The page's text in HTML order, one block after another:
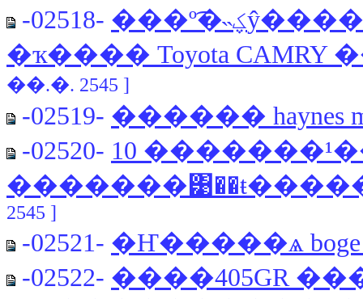
-02518- ���º͡�˵ؼŷ�������͡ Peugeot 406 EA 9 V2
�ҡ���� Toyota CAMRY
��.�. 2545 ]
-02519- ������ haynes
-02520- 10
2545 ]
-02521- �Ҥ�����ѧ boge
-02522- ����405GR